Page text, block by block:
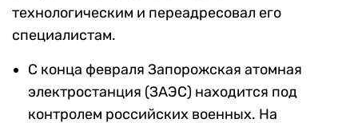
технологическим и переадресовал его
специалистам.
С конца февраля Запорожская атомная
электростанция (ЗАЭС) находится под
контролем российских военных. На